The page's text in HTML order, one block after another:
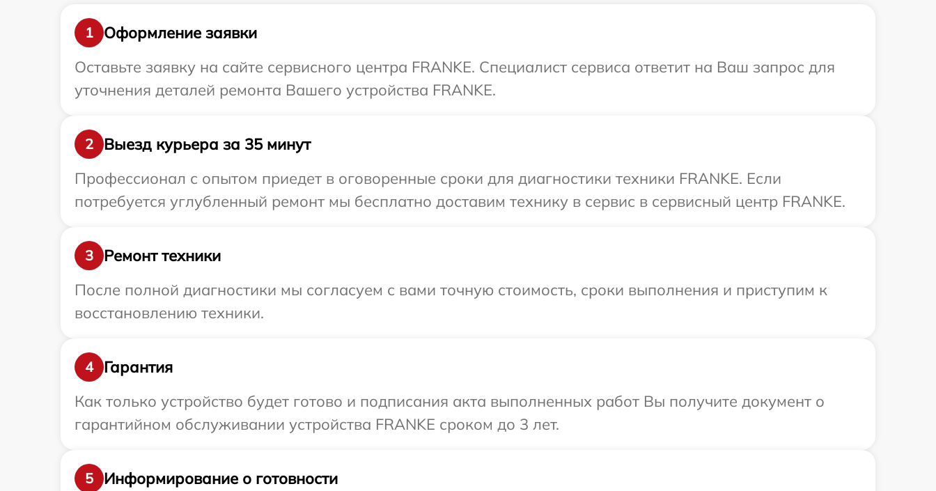
1
Оформление заявки
Оставьте заявку на сайте сервисного центра FRANKE. Специалист сервиса ответит на Ваш запрос для
уточнения деталей ремонта Вашего устройства FRANKE.
2
Выезд курьера за 35 минут
Профессионал с опытом приедет в оговоренные сроки для диагностики техники FRANKE. Если
потребуется углубленный ремонт мы бесплатно доставим технику в сервис в сервисный центр FRANKE.
3
Ремонт техники
После полной диагностики мы согласуем с вами точную стоимость, сроки выполнения и приступим к
восстановлению техники.
4
Гарантия
Как только устройство будет готово и подписания акта выполненных работ Вы получите документ о
гарантийном обслуживании устройства FRANKE сроком до 3 лет.
5
Информирование о готовности